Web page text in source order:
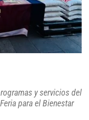
y servicios del
para el Bienestar